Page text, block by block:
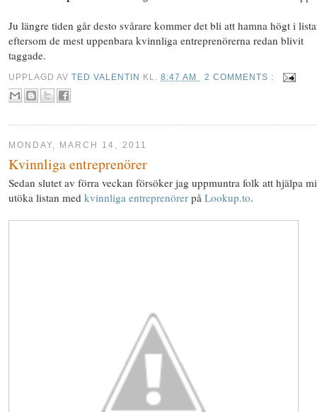
Ju längre tiden går desto svårare kommer det bli att hamna högt i
eftersom de mest uppenbara kvinnliga entreprenörerna redan blivit
taggade.
UPPLAGD AVTED VALENTIN KL.8:47 AM 2 COMMENTS :
MONDAY, MARCH 14, 2011
Kvinnliga entreprenörer
Sedan slutet av förra veckan försöker jag uppmuntra folk att hjälpa
utöka listan med kvinnliga entreprenörer på Lookup.to.